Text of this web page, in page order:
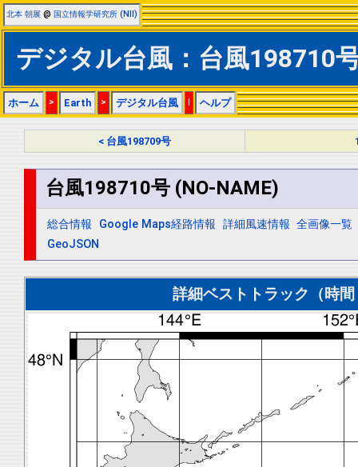
北本 朝展 @ 国立情報学研究所 (NII)
デジタル台風：台風198710
ホーム > Earth > デジタル台風 | ヘルプ
< 台風198709号
台風198710号 (NO-NAME)
総合情報 Google Maps経路情報 詳細風速情報 全画像一覧
GeoJSON
詳細ベストトラック（時